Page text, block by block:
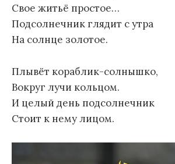
Свое житьё простое…
Подсолнечник глядит с утра
На солнце золотое.
Плывёт кораблик-солнышко,
Вокруг лучи кольцом.
И целый день подсолнечник
Стоит к нему лицом.